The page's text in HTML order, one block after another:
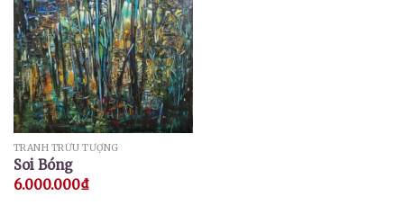
TRANH TRỪU TƯỢNG
Soi Bóng
6.000.000₫